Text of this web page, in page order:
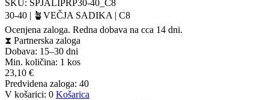
SKU: SPJALIPRP30-40_C8
30-40 | 🪴VEČJA SADIKA | C8
Ocenjena zaloga. Redna dobava na cca 14 dni.
⧗ Partnerska zaloga
Dobava: 15–30 dni
Min. količina: 1 kos
23,10 €
Predvidena zaloga: 40
V košarici: 0 Košarica